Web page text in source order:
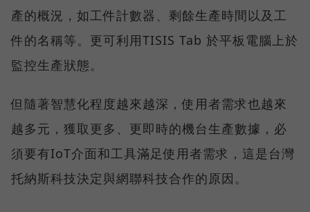
產的概況，如工件計數器、剩餘生產時間以及工
件的名稱等。更可利用TISIS Tab 於平板電腦上於
監控生產狀態。
但隨著智慧化程度越來越深，使用者需求也越來
越多元，獲取更多、更即時的機台生產數據，必
須要有IoT介面和工具滿足使用者需求，這是台灣
托納斯科技決定與網聯科技合作的原因。